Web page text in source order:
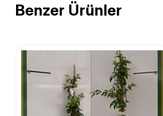
Benzer Ürünler